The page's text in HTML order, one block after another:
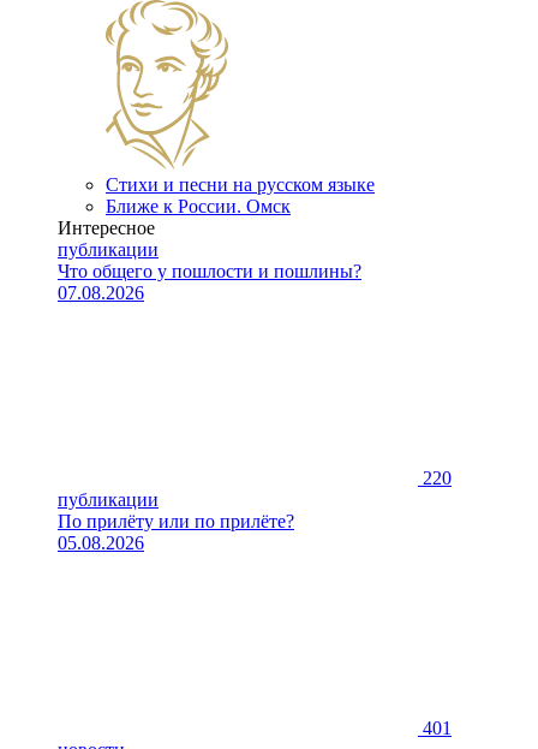
Стихи и песни на русском языке
Ближе к России. Омск
Интересное
публикации
Что общего у пошлости и пошлины?
07.08.2026
220
публикации
По прилёту или по прилёте?
05.08.2026
401